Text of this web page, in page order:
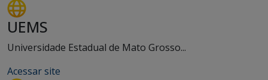
UEMS
Universidade Estadual de Mato Grosso...
Acessar site